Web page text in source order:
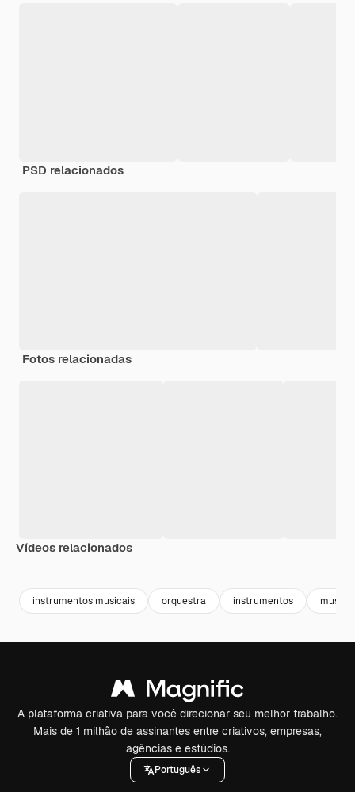
PSD relacionados
Fotos relacionadas
Vídeos relacionados
instrumentos musicais orquestra instrumentos
A plataforma criativa para você direcionar seu melhor trabalho.
Mais de 1 milhão de assinantes entre criativos, empresas,
agências e estúdios.
Português